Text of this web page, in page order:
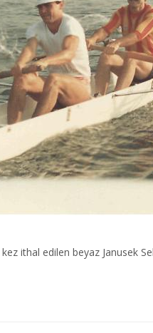
ithal edilen beyaz Janusek